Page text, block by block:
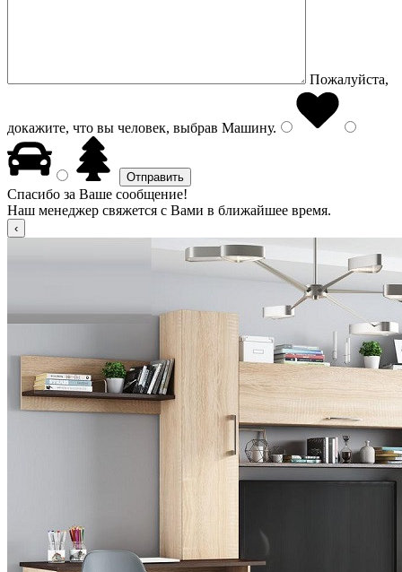
Пожалуйста,
докажите, что вы человек, выбрав Машину.
Спасибо за Ваше сообщение!
Наш менеджер свяжется с Вами в ближайшее время.